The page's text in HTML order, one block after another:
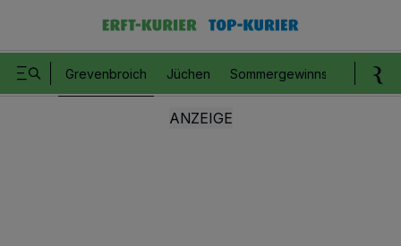
Grevenbroich Jüchen Sommergewinnspiel